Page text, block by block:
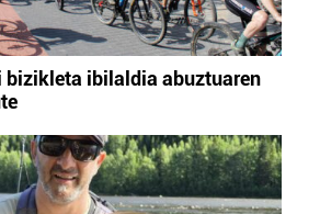
bizikleta ibilaldia abuztuaren